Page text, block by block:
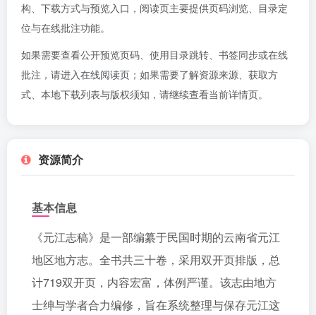
构、下载方式与预览入口，阅读页主要提供页码浏览、目录定
位与在线批注功能。
如果需要查看公开预览页码、使用目录跳转、书签同步或在线
批注，请进入在线阅读页 ；如果需要了解资源来源、获取方
式、本地下载列表与版权须知，请继续查看当前详情页。
资源简介
基本信息
《元江志稿》是一部编纂于民国时期的云南省元江
地区地方志。全书共三十卷，采用双开页排版，总
计719双开页，内容宏富，体例严谨。该志由地方
士绅与学者合力编修，旨在系统整理与保存元江这